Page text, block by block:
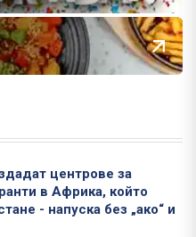
центрове за
в Африка, който
- напуска без „ако“ и